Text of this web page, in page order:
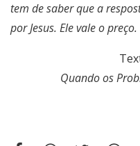
tem de saber que a
por Jesus. Ele vale o preço.
Quando os